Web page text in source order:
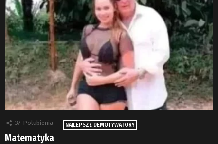
37 Polubienia NAJLEPSZE DEMOTYWATORY
Matematyka